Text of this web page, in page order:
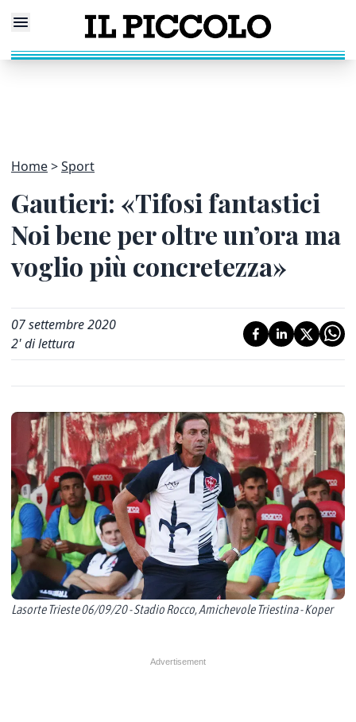
Home Sport
Gautieri: «Tifosi fantastici
Noi bene per oltre un’ora ma
voglio più concretezza»
07 settembre 2020
2' di lettura
Lasorte Trieste 06/09/20 - Stadio Rocco, Amichevole Triestina - Koper